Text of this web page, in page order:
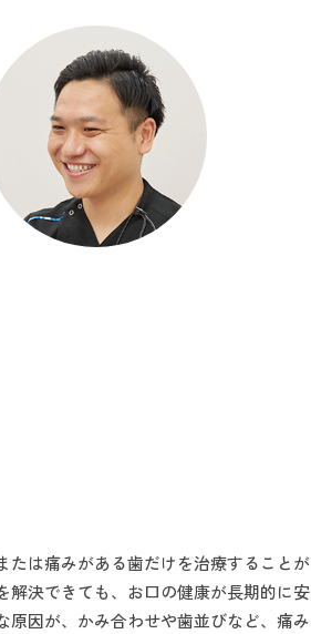
たは痛みがある歯だけを治療することが
解決できても、お口の健康が長期的に安
因が、かみ合わせや歯並びなど、痛み